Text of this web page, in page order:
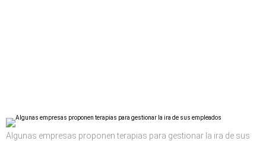
Algunas empresas proponen terapias para gestionar la ira de sus